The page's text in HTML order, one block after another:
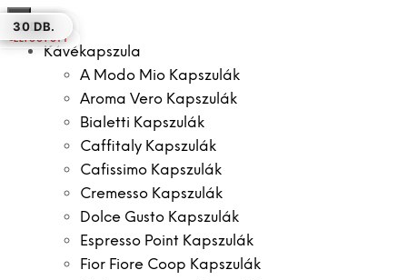
×
Kávékapszula
A Modo Mio Kapszulák
Aroma Vero Kapszulák
Bialetti Kapszulák
Caffitaly Kapszulák
Cafissimo Kapszulák
Cremesso Kapszulák
Dolce Gusto Kapszulák
Espresso Point Kapszulák
Fior Fiore Coop Kapszulák
25 DB.
12 DB.
100 DB.
ELFOGYOTT
50 DB.
30 DB.
12 DB.
30 DB.